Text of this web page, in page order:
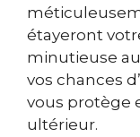
étayeront
minutieuse
vos chances
vous protège
ultérieur.